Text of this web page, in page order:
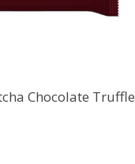
Chocolate Truffle